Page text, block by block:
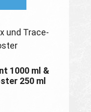
1000 ml &
250 ml